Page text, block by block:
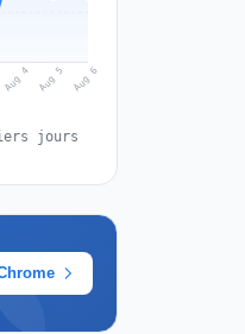
Aug 4 Aug 5 Aug 6
jours